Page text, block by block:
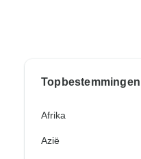
Topbestemmingen
Afrika
Azië